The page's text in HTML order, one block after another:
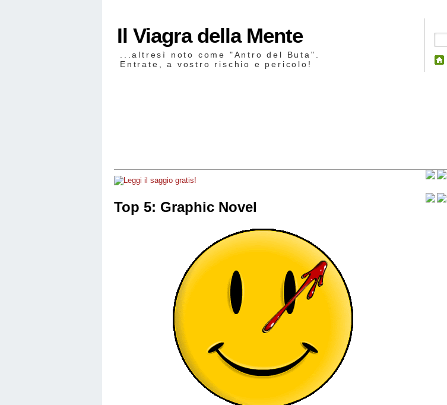
Il Viagra della Mente
...altresì noto come "Antro del Buta".
Entrate, a vostro rischio e pericolo!
Top 5: Graphic Novel